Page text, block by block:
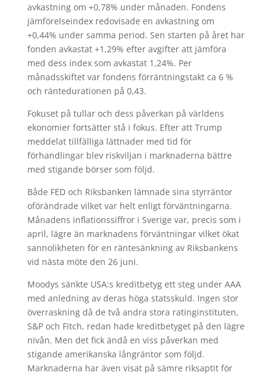
avkastning om +0,78% under månaden. Fondens
jämförelseindex redovisade en avkastning om
+0,44% under samma period. Sen starten på året har
fonden avkastat +1,29% efter avgifter att jämföra
med dess index som avkastat 1,24%. Per
månadsskiftet var fondens förräntningstakt ca 6 %
och räntedurationen på 0,43.
Fokuset på tullar och dess påverkan på världens
ekonomier fortsätter stå i fokus. Efter att Trump
meddelat tillfälliga lättnader med tid för
förhandlingar blev riskviljan i marknaderna bättre
med stigande börser som följd.
Både FED och Riksbanken lämnade sina styrräntor
oförändrade vilket var helt enligt förväntningarna.
Månadens inflationssiffror i Sverige var, precis som i
april, lägre än marknadens förväntningar vilket ökat
sannolikheten för en räntesänkning av Riksbankens
vid nästa möte den 26 juni.
Moodys sänkte USA:s kreditbetyg ett steg under AAA
med anledning av deras höga statsskuld. Ingen stor
överraskning då de två andra stora ratinginstituten,
S&P och Fitch, redan hade kreditbetyget på den lägre
nivån. Men det fick ändå en viss påverkan med
stigande amerikanska långräntor som följd.
Marknaderna har även visat på sämre riksaptit för